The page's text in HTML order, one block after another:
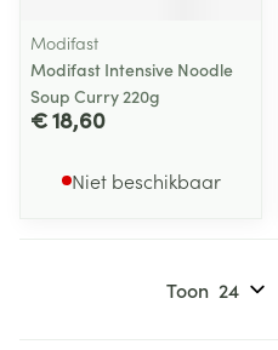
Modifast
Modifast Intensive Noodle
Soup Curry 220g
€ 18,60
Niet beschikbaar
Toon